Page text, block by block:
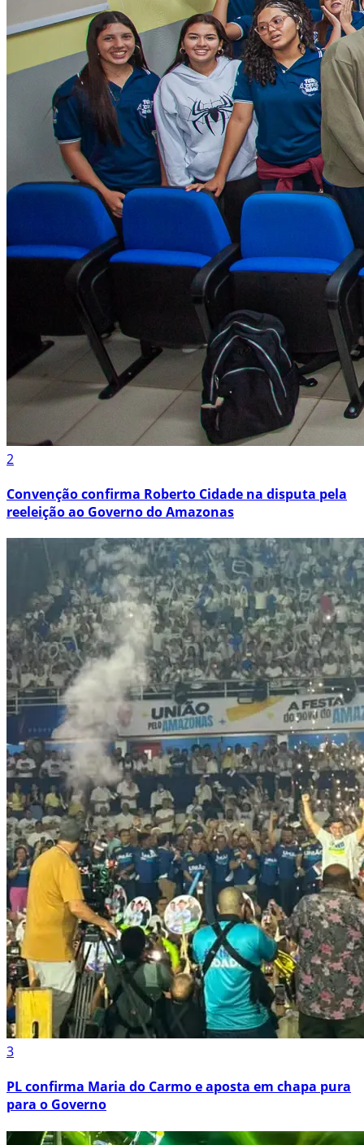
2
Convenção confirma Roberto Cidade na disputa pela
reeleição ao Governo do Amazonas
3
PL confirma Maria do Carmo e aposta em chapa pura
para o Governo